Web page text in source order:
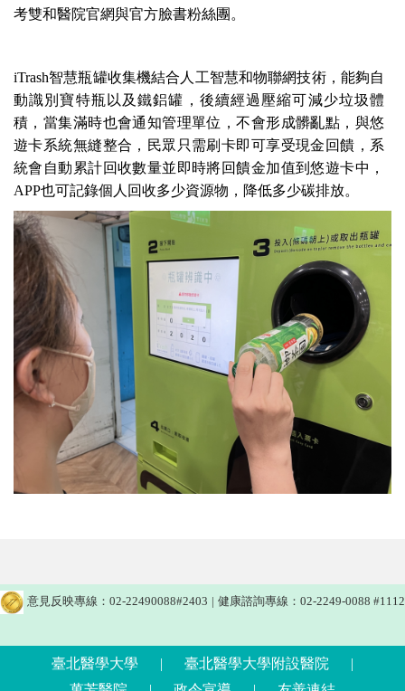
考雙和醫院官網與官方臉書粉絲團。
iTrash智慧瓶罐收集機結合人工智慧和物聯網技術，能夠自
動識別寶特瓶以及鐵鋁罐，後續經過壓縮可減少垃圾體
積，當集滿時也會通知管理單位，不會形成髒亂點，與悠
遊卡系統無縫整合，民眾只需刷卡即可享受現金回饋，系
統會自動累計回收數量並即時將回饋金加值到悠遊卡中，
APP也可記錄個人回收多少資源物，降低多少碳排放。
意見反映專線：02-22490088#2403 | 健康諮詢專線：02-2249-0088 #1112
臺北醫學大學 | 臺北醫學大學附設醫院
|